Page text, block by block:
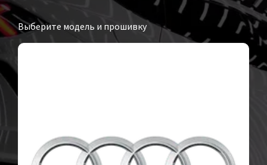
Выберите модель и прошивку